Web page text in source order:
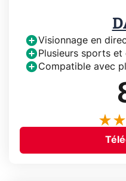
Visionnage en
Plusieurs sports
Compatible avec